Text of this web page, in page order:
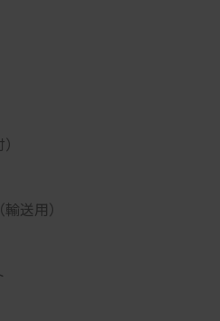
送用）